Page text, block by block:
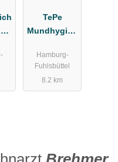
TePe
Mundhygien
Vertriebs-
GmbH
Zahnärztebe
Hamburg-
Fuhlsbüttel
8.2 km